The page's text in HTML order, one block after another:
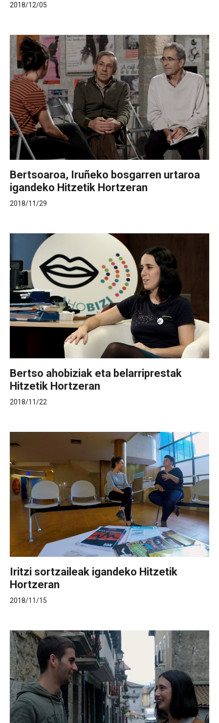
2018/12/05
Bertsoaroa, Iruñeko bosgarren urtaroa
igandeko Hitzetik Hortzeran
2018/11/29
Bertso ahobiziak eta belarriprestak
Hitzetik Hortzeran
2018/11/22
Iritzi sortzaileak igandeko Hitzetik
Hortzeran
2018/11/15